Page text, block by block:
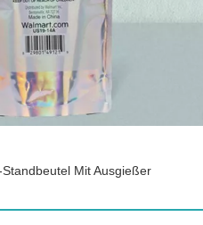
Mit Ausgießer